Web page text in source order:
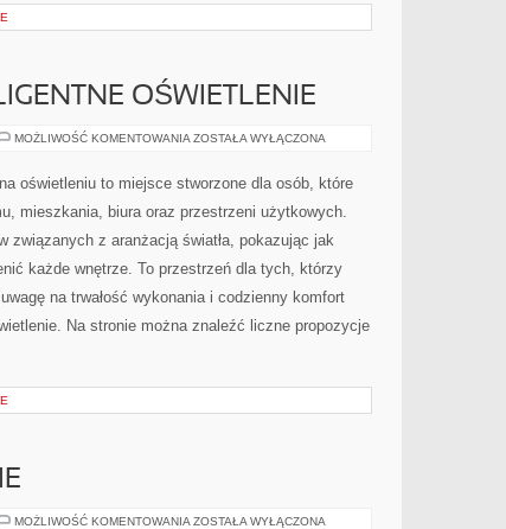
OŚWIETLENIE
MOŻLIWOŚĆ KOMENTOWANIA SMART
INTELIGENTNE
OŚWIETLENIE
ZOSTAŁA WYŁĄCZONA
oświetleniu to miejsce stworzone dla osób, które
mieszkania, biura oraz przestrzeni użytkowych.
związanych z aranżacją światła, pokazując jak
każde wnętrze. To przestrzeń dla tych, którzy
na trwałość wykonania i codzienny komfort
Na stronie można znaleźć liczne propozycje
MOŻLIWOŚĆ KOMENTOWANIA PRZEPISY
ZOSTAŁA WYŁĄCZONA